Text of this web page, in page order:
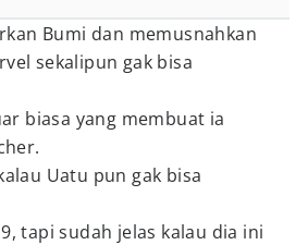
Bumi dan memusnahkan
sekalipun gak bisa
biasa yang membuat ia
Uatu pun gak bisa
tapi sudah jelas kalau dia ini